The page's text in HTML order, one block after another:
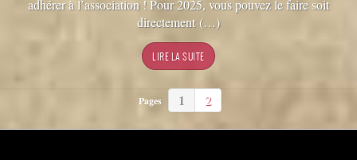
adhérer à l’association ! Pour 2025, vous pouvez le faire soit
directement (…)
Pages 1 2